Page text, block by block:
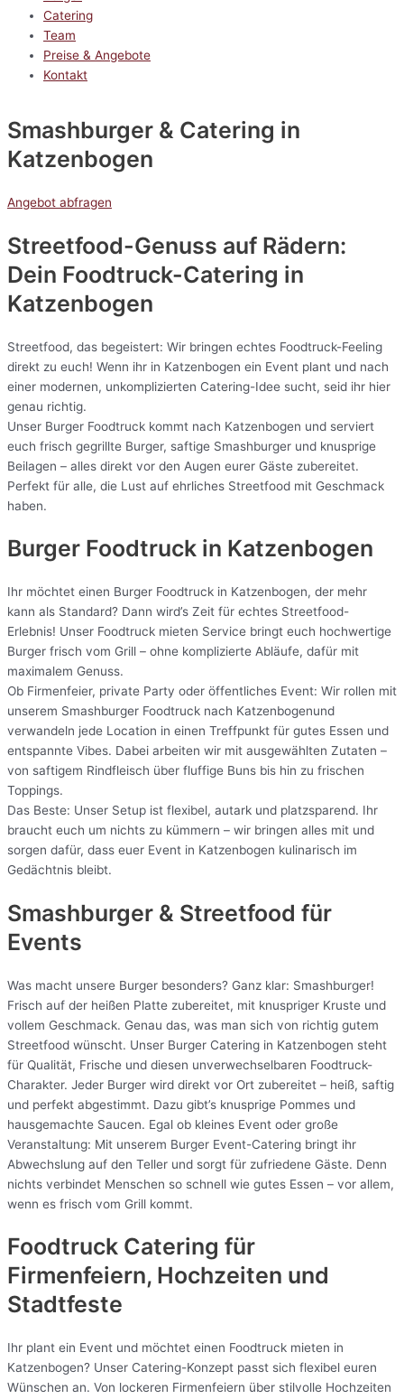
Catering
Team
Preise & Angebote
Kontakt
Smashburger & Catering in
Katzenbogen
Angebot abfragen
Streetfood-Genuss auf Rädern:
Dein Foodtruck-Catering in
Katzenbogen
Streetfood, das begeistert: Wir bringen echtes Foodtruck-Feeling
direkt zu euch! Wenn ihr in Katzenbogen ein Event plant und nach
einer modernen, unkomplizierten Catering-Idee sucht, seid ihr hier
genau richtig.
Unser Burger Foodtruck kommt nach Katzenbogen und serviert
euch frisch gegrillte Burger, saftige Smashburger und knusprige
Beilagen – alles direkt vor den Augen eurer Gäste zubereitet.
Perfekt für alle, die Lust auf ehrliches Streetfood mit Geschmack
haben.
Burger Foodtruck in Katzenbogen
Ihr möchtet einen Burger Foodtruck in Katzenbogen, der mehr
kann als Standard? Dann wird’s Zeit für echtes Streetfood-
Erlebnis! Unser Foodtruck mieten Service bringt euch hochwertige
Burger frisch vom Grill – ohne komplizierte Abläufe, dafür mit
maximalem Genuss.
Ob Firmenfeier, private Party oder öffentliches Event: Wir rollen mit
unserem Smashburger Foodtruck nach Katzenbogenund
verwandeln jede Location in einen Treffpunkt für gutes Essen und
entspannte Vibes. Dabei arbeiten wir mit ausgewählten Zutaten –
von saftigem Rindfleisch über fluffige Buns bis hin zu frischen
Toppings.
Das Beste: Unser Setup ist flexibel, autark und platzsparend. Ihr
braucht euch um nichts zu kümmern – wir bringen alles mit und
sorgen dafür, dass euer Event in Katzenbogen kulinarisch im
Gedächtnis bleibt.
Smashburger & Streetfood für
Events
Was macht unsere Burger besonders? Ganz klar: Smashburger!
Frisch auf der heißen Platte zubereitet, mit knuspriger Kruste und
vollem Geschmack. Genau das, was man sich von richtig gutem
Streetfood wünscht. Unser Burger Catering in Katzenbogen steht
für Qualität, Frische und diesen unverwechselbaren Foodtruck-
Charakter. Jeder Burger wird direkt vor Ort zubereitet – heiß, saftig
und perfekt abgestimmt. Dazu gibt’s knusprige Pommes und
hausgemachte Saucen. Egal ob kleines Event oder große
Veranstaltung: Mit unserem Burger Event-Catering bringt ihr
Abwechslung auf den Teller und sorgt für zufriedene Gäste. Denn
nichts verbindet Menschen so schnell wie gutes Essen – vor allem,
wenn es frisch vom Grill kommt.
Foodtruck Catering für
Firmenfeiern, Hochzeiten und
Stadtfeste
Ihr plant ein Event und möchtet einen Foodtruck mieten in
Katzenbogen? Unser Catering-Konzept passt sich flexibel euren
Wünschen an. Von lockeren Firmenfeiern über stilvolle Hochzeiten